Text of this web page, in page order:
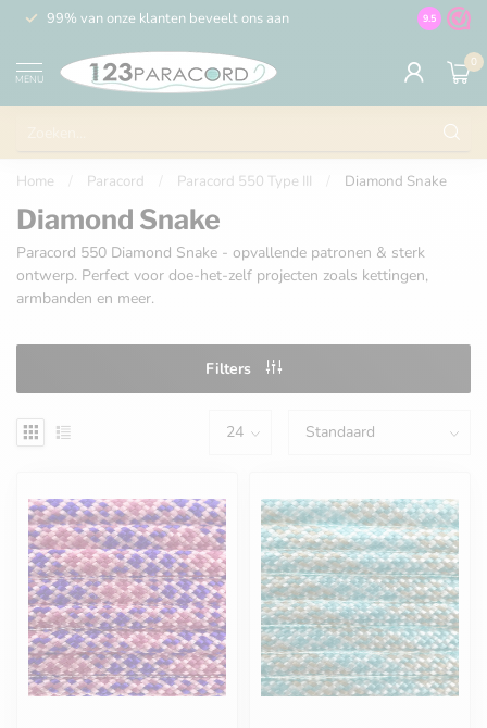
99% van onze klanten beveelt ons aan 100% de
9.5
MENU
0
Home Paracord Paracord 550 Type III Diamond Snake
Diamond Snake
Paracord 550 Diamond Snake - opvallende patronen & sterk
ontwerp. Perfect voor doe-het-zelf projecten zoals kettingen,
armbanden en meer.
Filters